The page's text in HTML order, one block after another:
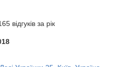
відгуків за рік